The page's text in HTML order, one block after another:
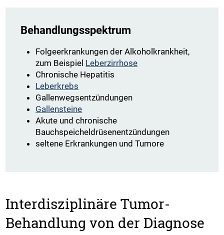
Behandlungsspektrum
Folgeerkrankungen der Alkoholkrankheit,
zum Beispiel Leberzirrhose
Chronische Hepatitis
Leberkrebs
Gallenwegsentzündungen
Gallensteine
Akute und chronische
Bauchspeicheldrüsenentzündungen
seltene Erkrankungen und Tumore
Interdisziplinäre Tumor-
Behandlung von der Diagnose